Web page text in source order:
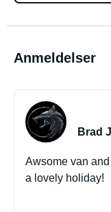
Anmeldelser
Brad J
Awsome van
a lovely holiday!